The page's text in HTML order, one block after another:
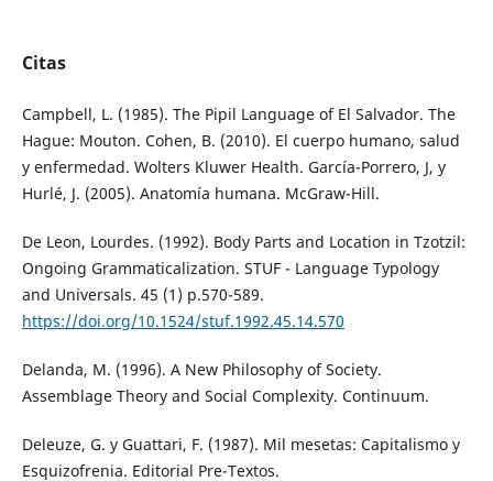
Citas
Campbell, L. (1985). The Pipil Language of El Salvador. The
Hague: Mouton. Cohen, B. (2010). El cuerpo humano, salud
y enfermedad. Wolters Kluwer Health. García-Porrero, J, y
Hurlé, J. (2005). Anatomía humana. McGraw-Hill.
De Leon, Lourdes. (1992). Body Parts and Location in Tzotzil:
Ongoing Grammaticalization. STUF - Language Typology
and Universals. 45 (1) p.570-589.
https://doi.org/10.1524/stuf.1992.45.14.570
Delanda, M. (1996). A New Philosophy of Society.
Assemblage Theory and Social Complexity. Continuum.
Deleuze, G. y Guattari, F. (1987). Mil mesetas: Capitalismo y
Esquizofrenia. Editorial Pre-Textos.